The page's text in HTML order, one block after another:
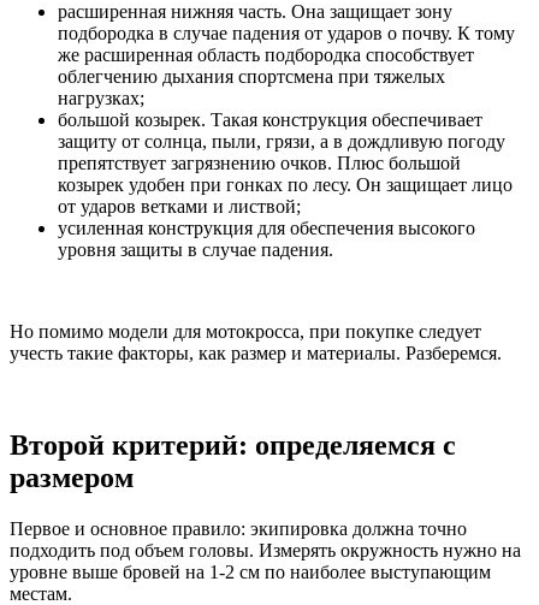
расширенная нижняя часть. Она защищает зону
подбородка в случае падения от ударов о почву. К тому
же расширенная область подбородка способствует
облегчению дыхания спортсмена при тяжелых
нагрузках;
большой козырек. Такая конструкция обеспечивает
защиту от солнца, пыли, грязи, а в дождливую погоду
препятствует загрязнению очков. Плюс большой
козырек удобен при гонках по лесу. Он защищает лицо
от ударов ветками и листвой;
усиленная конструкция для обеспечения высокого
уровня защиты в случае падения.
Но помимо модели для мотокросса, при покупке следует
учесть такие факторы, как размер и материалы. Разберемся.
Второй критерий: определяемся с
размером
Первое и основное правило: экипировка должна точно
подходить под объем головы. Измерять окружность нужно на
уровне выше бровей на 1-2 см по наиболее выступающим
местам.